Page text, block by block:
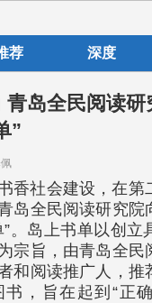
荐 深度
青岛全民阅读
”
香社会建设，在第
岛全民阅读研究院
”。岛上书单以创立
宗旨，由青岛全民
和阅读推广人，推
，旨在起到“正